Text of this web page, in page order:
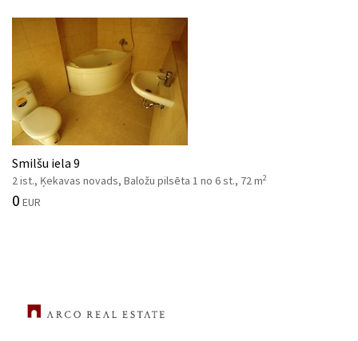
Smilšu iela 9
2 ist., Ķekavas novads, Baložu pilsēta 1 no 6 st., 72 m2
0 EUR